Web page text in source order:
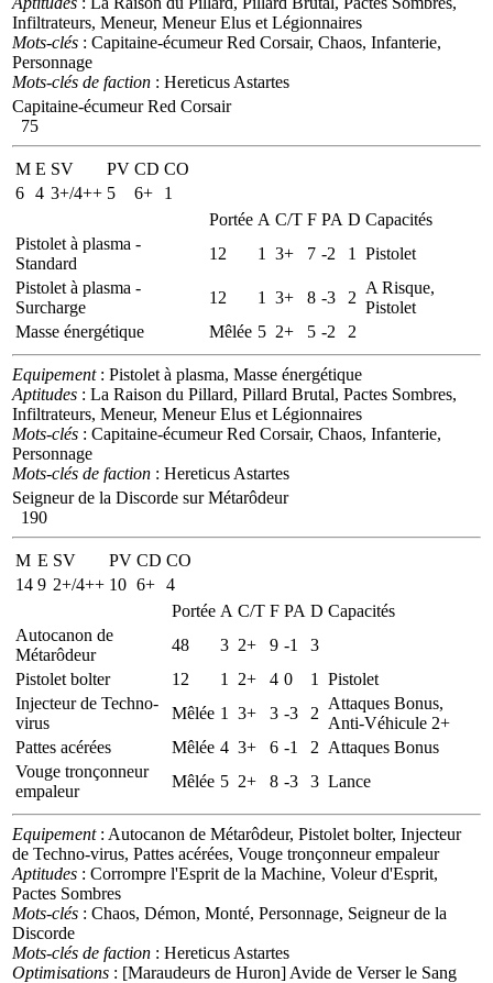
Infiltrateurs, Meneur, Meneur Elus et Légionnaires
Mots-clés : Capitaine-écumeur Red Corsair, Chaos, Infanterie,
Personnage
Mots-clés de faction : Hereticus Astartes
Capitaine-écumeur Red Corsair
75
M E SV PV CD CO
6 4 3+/4++ 5 6+
1
Portée A C/T F PA D Capacités
Pistolet à plasma -
Standard
12 1 3+ 7 -2 1
Pistolet
Pistolet à plasma -
Surcharge
12 1 3+ 8 -3 2
A Risque,
Pistolet
Masse énergétique
Mêlée 5 2+ 5 -2 2
Equipement: Pistolet à plasma, Masse énergétique
Aptitudes : La Raison du Pillard, Pillard Brutal, Pactes Sombres,
Infiltrateurs, Meneur, Meneur Elus et Légionnaires
Mots-clés : Capitaine-écumeur Red Corsair, Chaos, Infanterie,
Personnage
Mots-clés de faction : Hereticus Astartes
Seigneur de la Discorde sur Métarôdeur
190
M E SV PV CD CO
14 9 2+/4++ 10 6+ 4
Portée A C/T F PA D Capacités
Autocanon de
Métarôdeur
48 3 2+ 9 -1
3
Pistolet bolter
12 1 2+ 4 0 1
Pistolet
Injecteur de Techno-
virus
Mêlée 1 3+ 3 -3 2
Attaques Bonus,
Anti-Véhicule 2+
Pattes acérées
Mêlée 4 3+ 6 -1 2 Attaques Bonus
Vouge tronçonneur
empaleur
Mêlée 5 2+ 8 -3 3 Lance
Equipement: Autocanon de Métarôdeur, Pistolet bolter, Injecteur
de Techno-virus, Pattes acérées, Vouge tronçonneur empaleur
Aptitudes : Corrompre l'Esprit de la Machine, Voleur d'Esprit,
Pactes Sombres
Mots-clés : Chaos, Démon, Monté, Personnage, Seigneur de la
Discorde
Mots-clés de faction : Hereticus Astartes
Optimisations : [Maraudeurs de Huron] Avide de Verser le Sang